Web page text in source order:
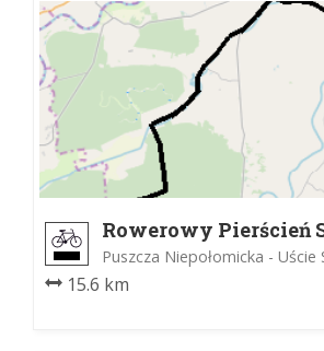
Rowerowy Pierścień
„Salina Cracoviensis”
Puszcza Niepołomicka - Uście
15.6 km